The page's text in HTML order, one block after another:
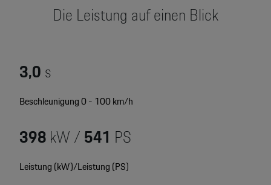
Motorsport & Events
Wir über uns
Newsletter abonnieren
Porsche Gebrauchtwagen
Konfigurator
Car Configurator
Porsche Timepieces
Die Leistung auf einen Blick
3,0s
Beschleunigung 0 - 100 km/h
398kW /541 PS
Leistung (kW)/Leistung (PS)